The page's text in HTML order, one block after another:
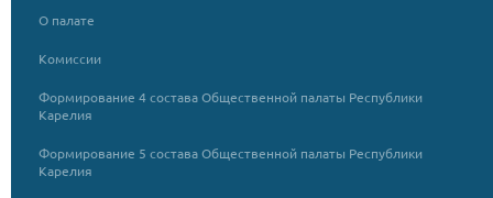
О палате
Комиссии
Формирование 4 состава Общественной палаты Республики
Карелия
Формирование 5 состава Общественной палаты Республики
Карелия